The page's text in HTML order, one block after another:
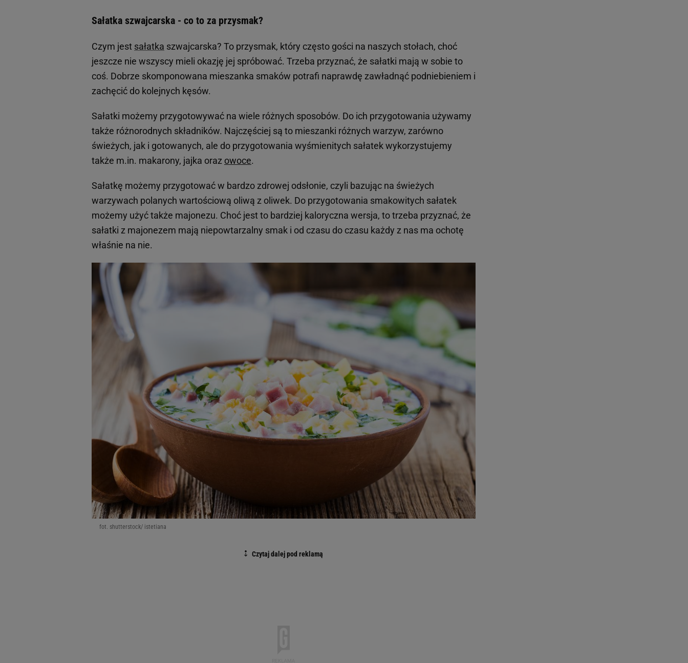
Sałatka szwajcarska - co to za przysmak?
Czym jest sałatka szwajcarska? To przysmak, który często gości na naszych stołach, choć
jeszcze nie wszyscy mieli okazję jej spróbować. Trzeba przyznać, że sałatki mają w sobie to
coś. Dobrze skomponowana mieszanka smaków potrafi naprawdę zawładnąć podniebieniem i
zachęcić do kolejnych kęsów.
Sałatki możemy przygotowywać na wiele różnych sposobów. Do ich przygotowania używamy
także różnorodnych składników. Najczęściej są to mieszanki różnych warzyw, zarówno
świeżych, jak i gotowanych, ale do przygotowania wyśmienitych sałatek wykorzystujemy
także m.in. makarony, jajka oraz owoce.
Sałatkę możemy przygotować w bardzo zdrowej odsłonie, czyli bazując na świeżych
warzywach polanych wartościową oliwą z oliwek. Do przygotowania smakowitych sałatek
możemy użyć także majonezu. Choć jest to bardziej kaloryczna wersja, to trzeba przyznać, że
sałatki z majonezem mają niepowtarzalny smak i od czasu do czasu każdy z nas ma ochotę
właśnie na nie.
fot. shutterstock/ istetiana